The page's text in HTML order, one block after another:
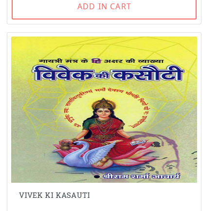
ADD IN CART
VIVEK KI KASAUTI